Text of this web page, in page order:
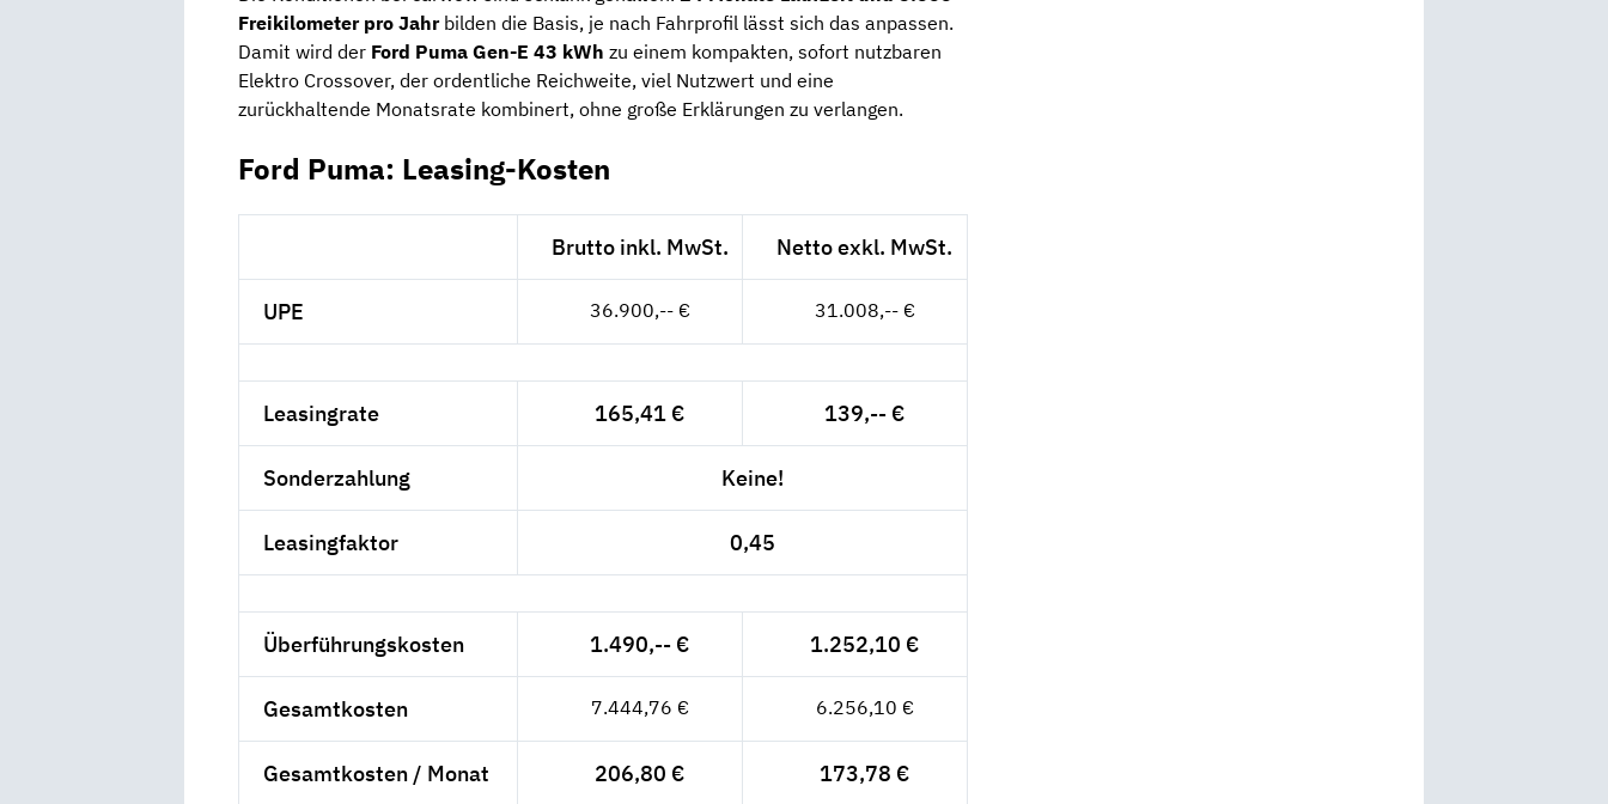
Freikilometer pro Jahrbilden die Basis, je nach Fahrprofil lässt sich das anpassen.
Damit wird der Ford Puma Gen-E 43 kWh zu einem kompakten, sofort nutzbaren
Elektro Crossover, der ordentliche Reichweite, viel Nutzwert und eine
zurückhaltende Monatsrate kombinert, ohne große Erklärungen zu verlangen.
Ford Puma: Leasing-Kosten
Brutto inkl. MwSt. Netto exkl. MwSt.
UPE 36.900,-- € 31.008,-- €
Leasingrate 165,41 € 139,-- €
Sonderzahlung Keine!
Leasingfaktor 0,45
Überführungskosten 1.490,-- € 1.252,10 €
Gesamtkosten 7.444,76 € 6.256,10 €
Gesamtkosten / Monat 206,80 € 173,78 €